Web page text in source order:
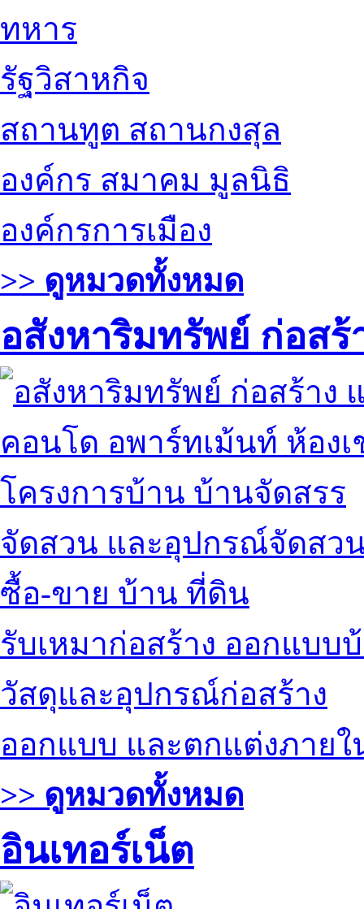
ทหาร
รัฐวิสาหกิจ
สถานทูต สถานกงสุล
องค์กร สมาคม มูลนิธิ
องค์กรการเมือง
>> ดูหมวดทั้งหมด
อสังหาริมทรัพย์ ก่อส
คอนโด อพาร์ทเม้นท์ ห้องเ
โครงการบ้าน บ้านจัดสรร
จัดสวน และอุปกรณ์จัดสว
ซื้อ-ขาย บ้าน ที่ดิน
รับเหมาก่อสร้าง ออกแบบ
วัสดุและอุปกรณ์ก่อสร้าง
ออกแบบ และตกแต่งภายใ
>> ดูหมวดทั้งหมด
อินเทอร์เน็ต